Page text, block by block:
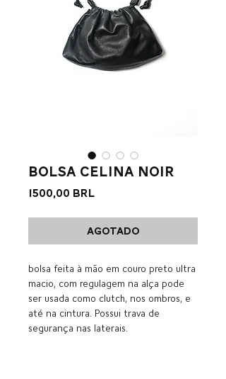
bolsa celina noir
1500,00 BRLPrecio
Agotado
bolsa feita à mão em couro preto ultra
macio, com regulagem na alça pode
ser usada como clutch, nos ombros, e
até na cintura. Possui trava de
segurança nas laterais.